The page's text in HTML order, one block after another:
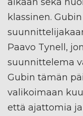
klassinen.
Paavo Tynell,
suunnittelema
Gubin tämän
valikoimaan
että ajattomia